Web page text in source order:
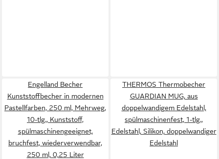
Engelland Becher
Kunststoffbecher in modernen
Pastellfarben, 250 ml, Mehrweg,
10-tlg., Kunststoff,
spülmaschinengeeignet,
bruchfest, wiederverwendbar,
250 ml, 0,25 Liter
THERMOS Thermobecher
GUARDIAN MUG, aus
doppelwandigem Edelstahl,
spülmaschinenfest, 1-tlg.,
Edelstahl, Silikon, doppelwandiger
Edelstahl